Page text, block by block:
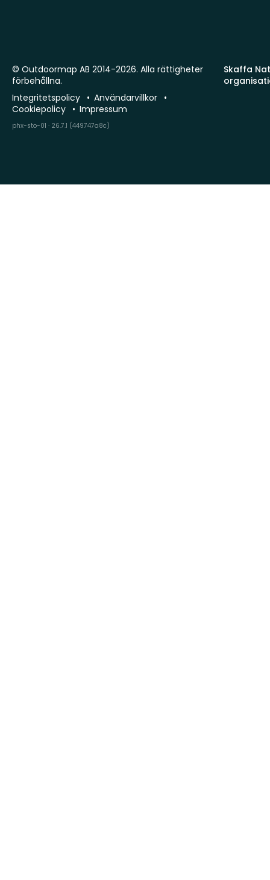
Skaffa
© Outdoormap AB 2014-2026. Alla rättigheter
förbehållna.
Integritetspolicy
Användarvillkor
Cookiepolicy
Impressum
phx-sto-01 · 26.7.1 (449747a8c)